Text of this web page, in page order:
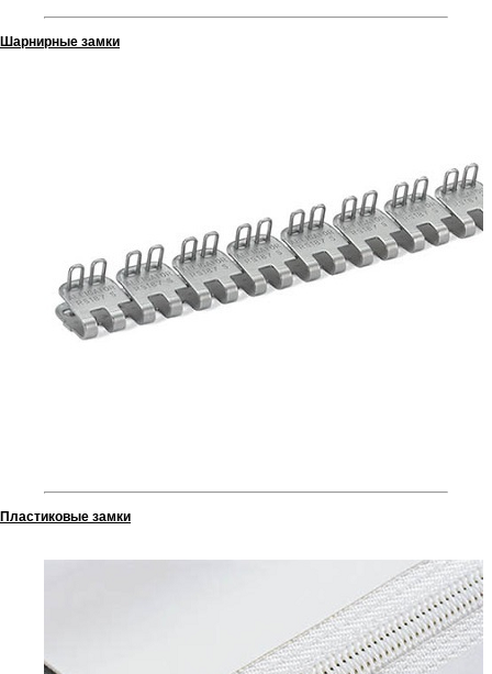
Шарнирные замки
Пластиковые замки